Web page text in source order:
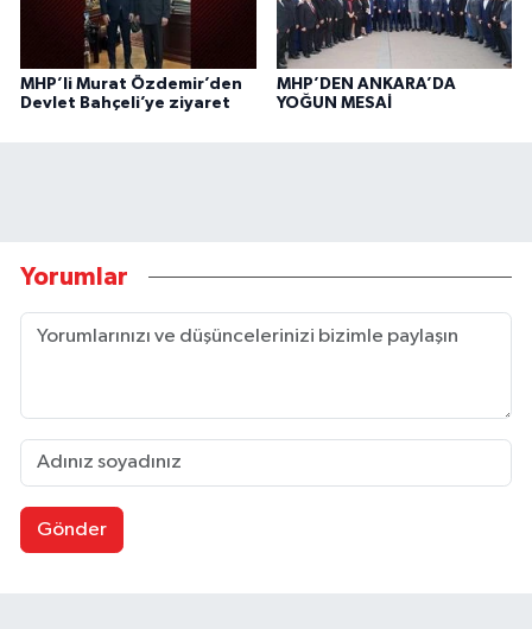
MHP’li Murat Özdemir’den
Devlet Bahçeli’ye ziyaret
MHP’DEN ANKARA’DA
YOĞUN MESAİ
Yorumlar
Gönder